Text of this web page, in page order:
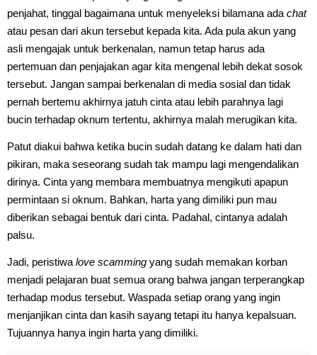
penjahat, tinggal bagaimana untuk menyeleksi bilamana ada chat
atau pesan dari akun tersebut kepada kita. Ada pula akun yang
asli mengajak untuk berkenalan, namun tetap harus ada
pertemuan dan penjajakan agar kita mengenal lebih dekat sosok
tersebut. Jangan sampai berkenalan di media sosial dan tidak
pernah bertemu akhirnya jatuh cinta atau lebih parahnya lagi
bucin terhadap oknum tertentu, akhirnya malah merugikan kita.
Patut diakui bahwa ketika bucin sudah datang ke dalam hati dan
pikiran, maka seseorang sudah tak mampu lagi mengendalikan
dirinya. Cinta yang membara membuatnya mengikuti apapun
permintaan si oknum. Bahkan, harta yang dimiliki pun mau
diberikan sebagai bentuk dari cinta. Padahal, cintanya adalah
palsu.
Jadi, peristiwa love scamming yang sudah memakan korban
menjadi pelajaran buat semua orang bahwa jangan terperangkap
terhadap modus tersebut. Waspada setiap orang yang ingin
menjanjikan cinta dan kasih sayang tetapi itu hanya kepalsuan.
Tujuannya hanya ingin harta yang dimiliki.